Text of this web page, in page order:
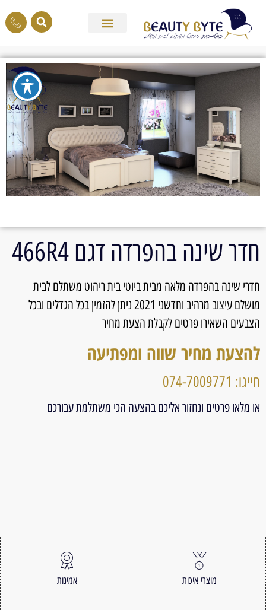
חדר שינה בהפרדה דגם 466R4
חדרי שינה בהפרדה מלאה מבית ביוטי בית ריהוט משתלם לבית
מושלם עיצוב מרהיב וחדשני 2021 ניתן להזמין בכל הגדלים ובכל
הצבעים השאירו פרטים לקבלת הצעת מחיר
להצעת מחיר שווה ומפתיעה
חייגו: 074-7009771
או מלאו פרטים ונחזור אליכם בהצעה הכי משתלמת עבורכם
מוצרי איכות אמינות